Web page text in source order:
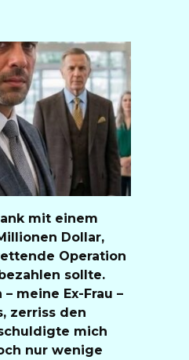
mit einem
Dollar,
Operation
sollte.
meine Ex-Frau –
zerriss den
mich
nur wenige